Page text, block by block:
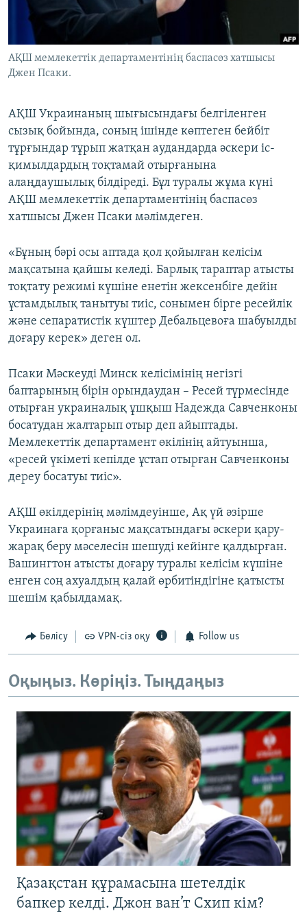
ЖАЗЫЛЫҢЫЗ
Басқа тілдерде
АҚШ мемлекеттік департаментінің баспасөз хатшысы
Джен Псаки.
АҚШ Украинаның шығысындағы белгіленген
сызық бойында, соның ішінде көптеген бейбіт
тұрғындар тұрып жатқан аудандарда әскери іс-
қимылдардың тоқтамай отырғанына
алаңдаушылық білдіреді. Бұл туралы жұма күні
АҚШ мемлекеттік департаментінің баспасөз
хатшысы Джен Псаки мәлімдеген.
«Бұның бәрі осы аптада қол қойылған келісім
мақсатына қайшы келеді. Барлық тараптар атысты
тоқтату режимі күшіне енетін жексенбіге дейін
ұстамдылық танытуы тиіс, сонымен бірге ресейлік
және сепаратистік күштер Дебальцевоға шабуылды
доғару керек» деген ол.
Псаки Мәскеуді Минск келісімінің негізгі
баптарының бірін орындаудан – Ресей түрмесінде
отырған украиналық ұшқыш Надежда Савченконы
босатудан жалтарып отыр деп айыптады.
Мемлекеттік департамент өкілінің айтуынша,
«ресей үкіметі кепілде ұстап отырған Савченконы
дереу босатуы тиіс».
АҚШ өкілдерінің мәлімдеуінше, Ақ үй әзірше
Украинаға қорғаныс мақсатындағы әскери қару-
жарақ беру мәселесін шешуді кейінге қалдырған.
Вашингтон атысты доғару туралы келісім күшіне
енген соң ахуалдың қалай өрбитіндігіне қатысты
шешім қабылдамақ.
Бөлісу VPN-сіз оқу Follow us
Оқыңыз. Көріңіз. Тыңдаңыз
Қазақстан құрамасына шетелдік
бапкер келді. Джон ван’т Схип кім?